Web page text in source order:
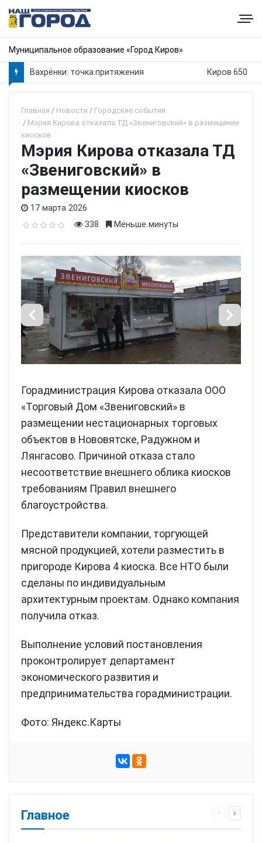
Муниципальное образование «Город Киров»
Вахрёнки: точка притяжения Киров 650
Главная Новости
Городские события
Мэрия Кирова отказала ТД «Звениговский» в размещении
киосков
Мэрия Кирова отказала ТД
«Звениговский» в
размещении киосков
17 марта 2026
338
Меньше минуты
Горадминистрация Кирова отказала ООО
«Торговый Дом «Звениговский» в
размещении нестационарных торговых
объектов в Нововятске, Радужном и
Лянгасово. Причиной отказа стало
несоответствие внешнего облика киосков
требованиям Правил внешнего
благоустройства.
Представители компании, торгующей
мясной продукцией, хотели разместить в
пригороде Кирова 4 киоска. Все НТО были
сделаны по индивидуальным
архитектурным проектам. Однако компания
получила отказ.
Выполнение условий постановления
проконтролирует департамент
экономического развития и
предпринимательства горадминистрации.
Фото: Яндекс.Карты
Главное